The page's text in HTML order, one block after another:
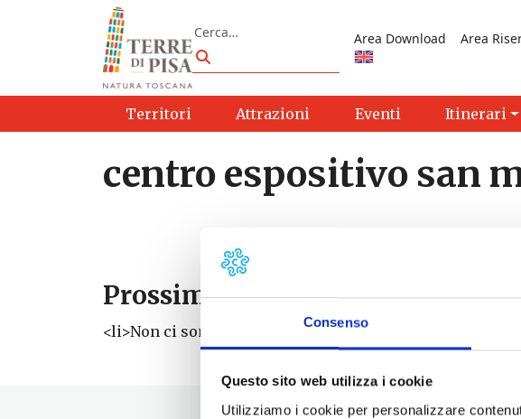
Consenso
Questo sito web utilizza i cookie
Utilizziamo i cookie per personalizzare
Vai al contenuto
Cerca
Cerca
Area Download Area
Territori Attrazioni Eventi Itinerari
centro espositivo san
Prossimi eventi
<li>Non ci sono eventi con questo tag</li>